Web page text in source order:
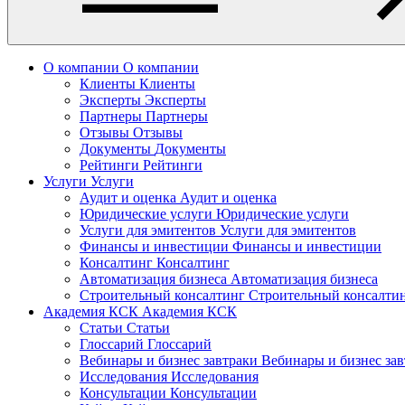
О компании О компании
Клиенты Клиенты
Эксперты Эксперты
Партнеры Партнеры
Отзывы Отзывы
Документы Документы
Рейтинги Рейтинги
Услуги Услуги
Аудит и оценка Аудит и оценка
Юридические услуги Юридические услуги
Услуги для эмитентов Услуги для эмитентов
Финансы и инвестиции Финансы и инвестиции
Консалтинг Консалтинг
Автоматизация бизнеса Автоматизация бизнеса
Строительный консалтинг Строительный
Академия КСК Академия КСК
Статьи Статьи
Глоссарий Глоссарий
Вебинары и бизнес завтраки Вебинары и бизнес
Исследования Исследования
Консультации Консультации